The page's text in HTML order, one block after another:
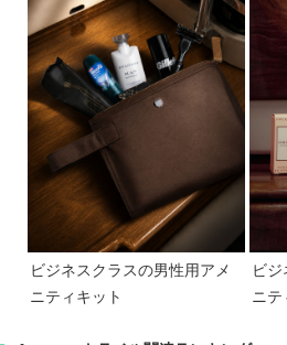
ビジネスクラスの男性用アメ
ニティキット
ビ
ニテ